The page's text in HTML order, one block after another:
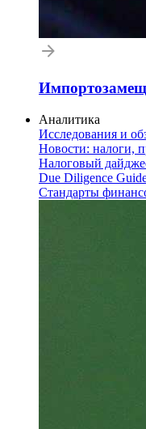
Аналитика
Исследования и
Новости: налоги,
Налоговый
Due Diligence
Стандарты